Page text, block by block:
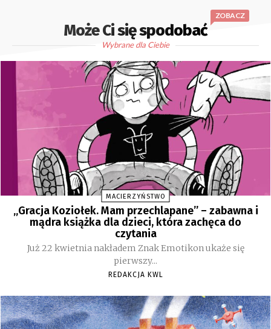
Może Ci się spodobać
ZOBACZ
Wybrane dla Ciebie
MACIERZYŃSTWO
„Gracja Koziołek. Mam przechlapane” – zabawna i
mądra książka dla dzieci, która zachęca do
czytania
Już 22 kwietnia nakładem Znak Emotikon ukaże się
pierwszy...
REDAKCJA KWL